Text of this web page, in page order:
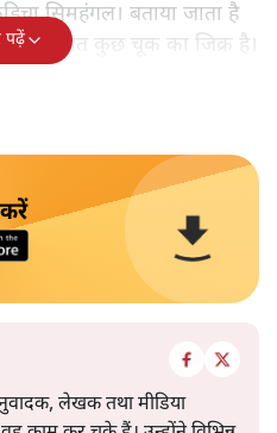
सिमहंगल। बताया जाता है
से संबंधित कुछ चूक का जिक्र है।
लेखक तथा मीडिया